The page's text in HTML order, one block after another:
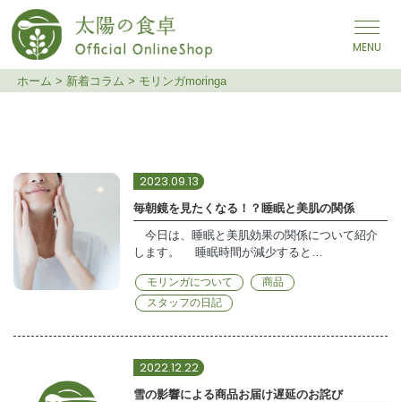
メインナビゲーション
モリンガmoringa
ホーム > 新着コラム > モリンガmoringa
2023.09.13
毎朝鏡を見たくなる！？睡眠と美肌の関係
今日は、睡眠と美肌効果の関係について紹介
します。 睡眠時間が減少すると…
モリンガについて
商品
スタッフの日記
2022.12.22
雪の影響による商品お届け遅延のお詫び